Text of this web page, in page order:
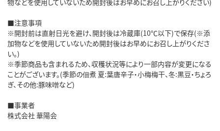
■注意事項
※開封前は直射日光を避け、開封後は冷蔵庫(10℃以下)で保存(※添
加物などを使用していないため開封後はお早めにお召し上がりくださ
い。)
※季節商品も含まれるため、収穫状況等により一部内容が変更になる
ことがございます。(季節の佃煮 夏:葉唐辛子・小梅梅干、冬:黒豆・ちょろ
ぎ、その他:豚味噌など)
■事業者
株式会社 華陽会